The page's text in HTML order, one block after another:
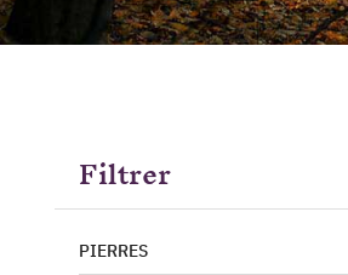
Filtrer
PIERRES